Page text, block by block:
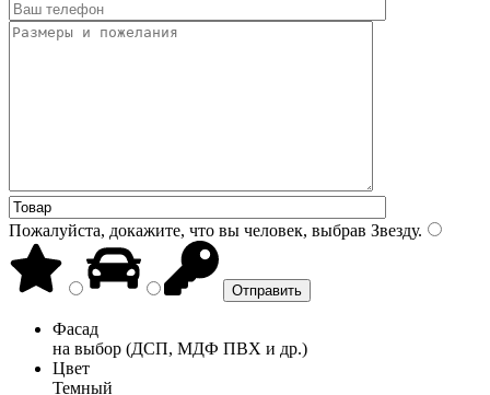
Пожалуйста, докажите, что вы человек, выбрав Звезду.
Фасад
на выбор (ДСП, МДФ ПВХ и др.)
Цвет
Темный